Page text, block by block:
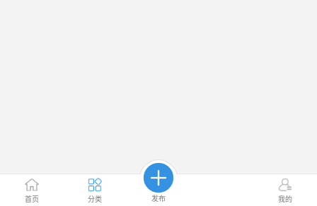
首页 分类 发布 我的